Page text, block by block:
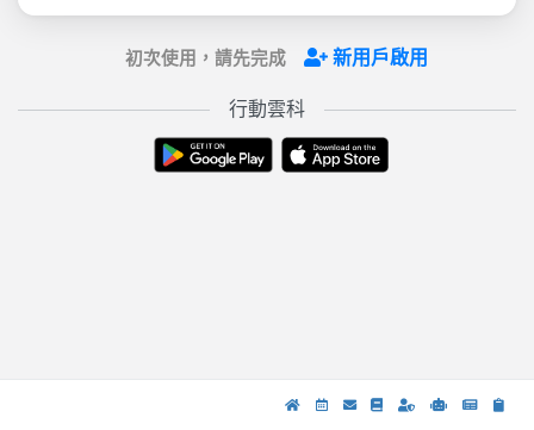
初次使用，請先完成 新用戶啟用
行動雲科